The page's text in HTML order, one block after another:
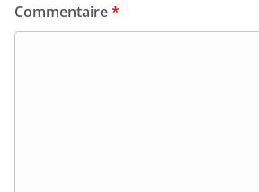
Commentaire*